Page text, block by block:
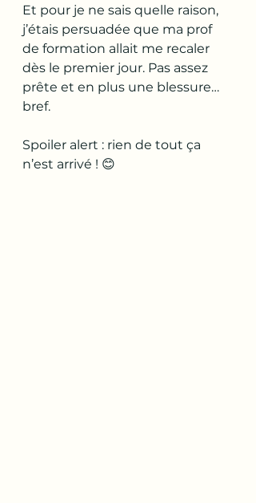
Et pour je ne sais quelle raison,
j’étais persuadée que ma prof
de formation allait me recaler
dès le premier jour. Pas assez
prête et en plus une blessure…
bref.
Spoiler alert : rien de tout ça
n’est arrivé ! 😊